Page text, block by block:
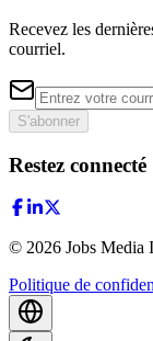
Recevez les
courriel.
S'abonner
Restez connecté
© 2026 Jobs Media
Politique de